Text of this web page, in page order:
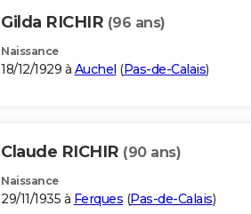
Gilda RICHIR (96 ans)
Naissance
18/12/1929 à Auchel (Pas-de-Calais)
Claude RICHIR (90 ans)
Naissance
29/11/1935 à Ferques (Pas-de-Calais)